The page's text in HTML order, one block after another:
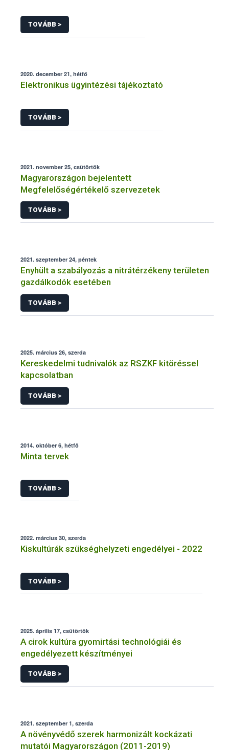
TOVÁBB >
2020. december 21, hétfő
Elektronikus ügyintézési tájékoztató
TOVÁBB >
2021. november 25, csütörtök
Magyarországon bejelentett
Megfelelőségértékelő szervezetek
TOVÁBB >
2021. szeptember 24, péntek
Enyhült a szabályozás a nitrátérzékeny területen
gazdálkodók esetében
TOVÁBB >
2025. március 26, szerda
Kereskedelmi tudnivalók az RSZKF kitöréssel
kapcsolatban
TOVÁBB >
2014. október 6, hétfő
Minta tervek
TOVÁBB >
2022. március 30, szerda
Kiskultúrák szükséghelyzeti engedélyei - 2022
TOVÁBB >
2025. április 17, csütörtök
A cirok kultúra gyomirtási technológiái és
engedélyezett készítményei
TOVÁBB >
2021. szeptember 1, szerda
A növényvédő szerek harmonizált kockázati
mutatói Magyarországon (2011-2019)